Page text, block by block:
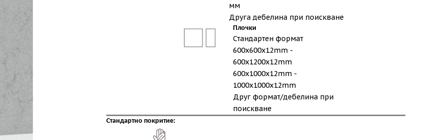
мм
Друга дебелина при поискване
Плочки
Стандартен формат
600x600x12mm -
600x1200x12mm
600x1000x12mm -
1000x1000x12mm
Друг формат/дебелина при
поискване
Стандартно покритие: